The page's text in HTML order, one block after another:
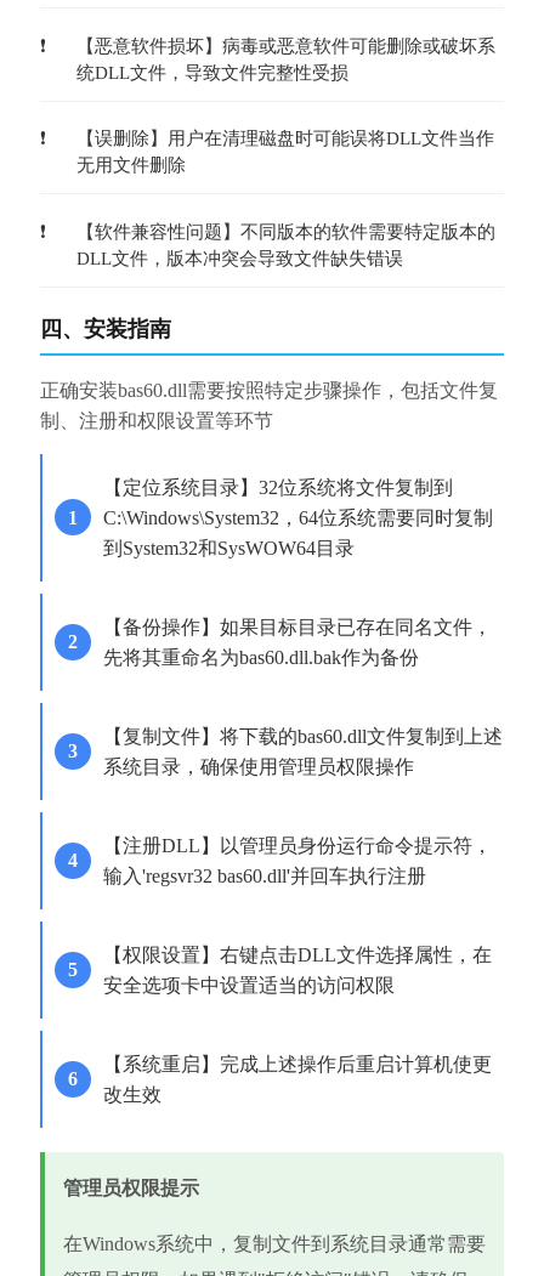
【恶意软件损坏】病毒或恶意软件可能删除或破坏系
统DLL文件，导致文件完整性受损
【误删除】用户在清理磁盘时可能误将DLL文件当作
无用文件删除
【软件兼容性问题】不同版本的软件需要特定版本的
DLL文件，版本冲突会导致文件缺失错误
四、安装指南
正确安装bas60.dll需要按照特定步骤操作，包括文件复
制、注册和权限设置等环节
【定位系统目录】32位系统将文件复制到
C:\Windows\System32，64位系统需要同时复制
到System32和SysWOW64目录
【备份操作】如果目标目录已存在同名文件，
先将其重命名为bas60.dll.bak作为备份
【复制文件】将下载的bas60.dll文件复制到上述
系统目录，确保使用管理员权限操作
【注册DLL】以管理员身份运行命令提示符，
输入'regsvr32 bas60.dll'并回车执行注册
【权限设置】右键点击DLL文件选择属性，在
安全选项卡中设置适当的访问权限
【系统重启】完成上述操作后重启计算机使更
改生效
管理员权限提示
在Windows系统中，复制文件到系统目录通常需要